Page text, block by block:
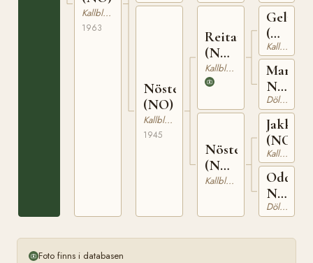
Kallblodig Travare
1963
Nöstestjerna
(NO)
Kallblodig Travare
1945
Reitar
(NO)
T-117
Kallblodig Travare
Nöste
(NO)
T- Kallblodig Travare
458
Gelmin
(NO)
T-
73
Kallblodig Travare
Maria
N
9562
Dölehäst
Jakken
(NO)
Kallblodig Travare
Odda
N
9146
Dölehäst
Foto finns i databasen